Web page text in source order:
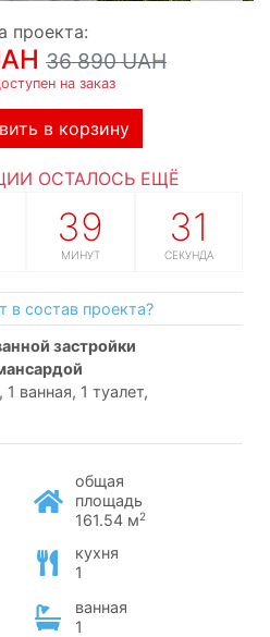
проекта:
36 890 UAH
на заказ
в корзину
ОСТАЛОСЬ ЕЩЁ
39
МИНУТ
30
СЕКУНД
в состав проекта?
ванная, 1 туалет,
общая
площадь
161.54 м2
кухня
1
ванная
1